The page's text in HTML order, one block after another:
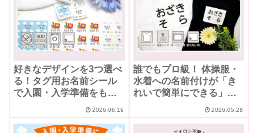
好きなデザインを3つ選べ
る！タグ用お名前シール
で入園・入学準備をもっ
2026.06.19
誰でもプロ級！ 体操服・
水着への名前付けが「き
れいで簡単にできる」魔
2026.05.28